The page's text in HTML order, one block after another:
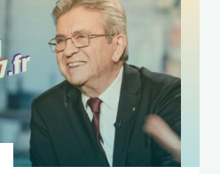
si
on
respectait
enfin
votes